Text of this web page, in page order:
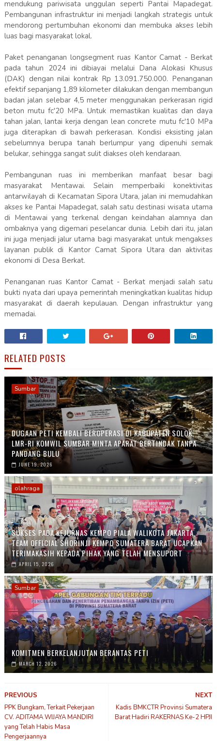
mendukung pariwisata unggulan seperti Pantai Mapadegat.
Pembangunan infrastruktur ini menjadi langkah strategis untuk
mendorong pertumbuhan ekonomi dan membuka akses lebih
luas bagi masyarakat lokal.
Paket penanganan longsegment ruas Kantor Camat - Berkat
pada tahun 2024 ini dibiayai melalui Dana Alokasi Khusus
(DAK) dengan nilai kontrak Rp 13.091.750.000. Penanganan
efektif sepanjang 1,89 kilometer dilakukan dengan membangun
badan jalan selebar 4,5 meter menggunakan perkerasan rigid
beton mutu fc'20 MPa. Untuk memastikan kualitas dan daya
tahan jalan, lantai kerja dengan lean concrete mutu fc'10 MPa
juga diterapkan di bawah perkerasan. Kondisi eksisting jalan
sebelumnya berupa tanah berlumpur yang dipenuhi semak
belukar, sehingga sangat sulit diakses oleh kendaraan.
Pembangunan ruas ini memberikan manfaat besar bagi
masyarakat Mentawai. Selain memperbaiki konektivitas
antarwilayah di Kecamatan Sipora Utara, jalan ini memudahkan
akses ke Pantai Mapadegat, salah satu destinasi wisata utama
di Mentawai yang terkenal dengan keindahan alamnya dan
ombaknya yang digemari peselancar dunia. Lebih dari itu, jalan
ini juga menjadi jalur utama bagi masyarakat untuk mengakses
layanan publik di Kantor Camat Sipora Utara dan aktivitas
ekonomi di Desa Berkat.
Penanganan ruas Kantor Camat - Berkat menjadi salah satu
bukti nyata dari upaya pemerintah meningkatkan kualitas hidup
masyarakat di daerah kepulauan. Dengan infrastruktur yang
memadai.
RELATED POSTS
Sumbar
DUGAAN PETI KEMBALI BEROPERASI DI KABUPATEN SOLOK,
LMR-RI KOMWIL SUMBAR MINTA APARAT BERTINDAK TANPA
PANDANG BULU
JUNE 19, 2026
olahraga
SUKSES PADA KEJURNAS KEMPO PIALA WALIKOTA JAKARTA,
TEAM OFFICIAL SHORINJI KEMPO SUMATERA BARAT UCAPKAN
TERIMAKASIH KEPADA PIHAK YANG TELAH MENSUPORT
APRIL 15, 2026
Sumbar
KOMITMEN BERKELANJUTAN BERANTAS PETI
MARCH 12, 2026
NEXT
Kadis BMKCTR Provinsi Sumatera
Barat Hadiri RAKERNAS Ke-2 HPJI
PREVIOUS
PPK Bungkam, Terkait Pekerjaan
CV. ADITAMA WIJAYA MANDIRI
yang Telah Habis Masa
Pengerjaannya